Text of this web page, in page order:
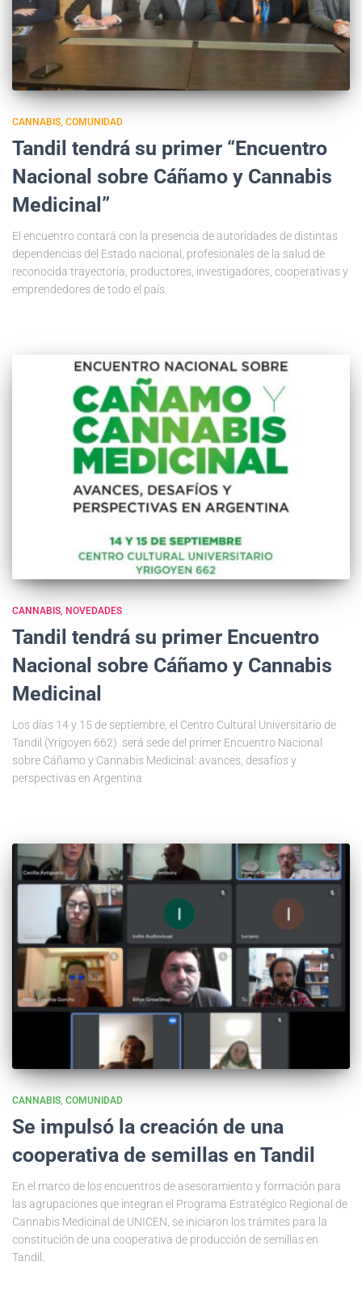
CANNABIS COMUNIDAD
Tandil tendrá su primer “Encuentro
Nacional sobre Cáñamo y Cannabis
Medicinal”
El encuentro contará con la presencia de autoridades de distintas
dependencias del Estado nacional, profesionales de la salud de
reconocida trayectoria, productores, investigadores, cooperativas y
emprendedores de todo el país.
CANNABIS NOVEDADES
Tandil tendrá su primer Encuentro
Nacional sobre Cáñamo y Cannabis
Medicinal
Los días 14 y 15 de septiembre, el Centro Cultural Universitario de
Tandil (Yrigoyen 662) será sede del primer Encuentro Nacional
sobre Cáñamo y Cannabis Medicinal: avances, desafíos y
perspectivas en Argentina
CANNABIS COMUNIDAD
Se impulsó la creación de una
cooperativa de semillas en Tandil
En el marco de los encuentros de asesoramiento y formación para
las agrupaciones que integran el Programa Estratégico Regional de
Cannabis Medicinal de UNICEN, se iniciaron los trámites para la
constitución de una cooperativa de producción de semillas en
Tandil.